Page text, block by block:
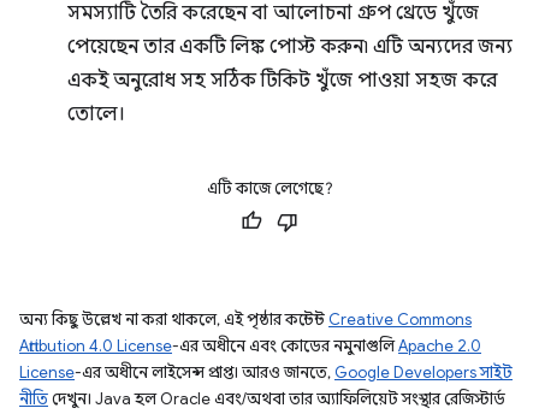
সমস্যাটি তৈরি করেছেন বা আলোচনা গ্রুপ থ্রেডে খুঁজে
পেয়েছেন তার একটি লিঙ্ক পোস্ট করুন৷ এটি অন্যদের জন্য
একই অনুরোধ সহ সঠিক টিকিট খুঁজে পাওয়া সহজ করে
তোলে।
এটি কাজে লেগেছে?
অন্য কিছু উল্লেখ না করা থাকলে, এই পৃষ্ঠার কন্টেন্ট Creative Commons
Attribution 4.0 License-এর অধীনে এবং কোডের নমুনাগুলিApache 2.0
License-এর অধীনে লাইসেন্স প্রাপ্ত। আরও জানতে, Google Developers সাইট
নীতিদেখুন। Java হল Oracle এবং/অথবা তার অ্যাফিলিয়েট সংস্থার রেজিস্টার্ড